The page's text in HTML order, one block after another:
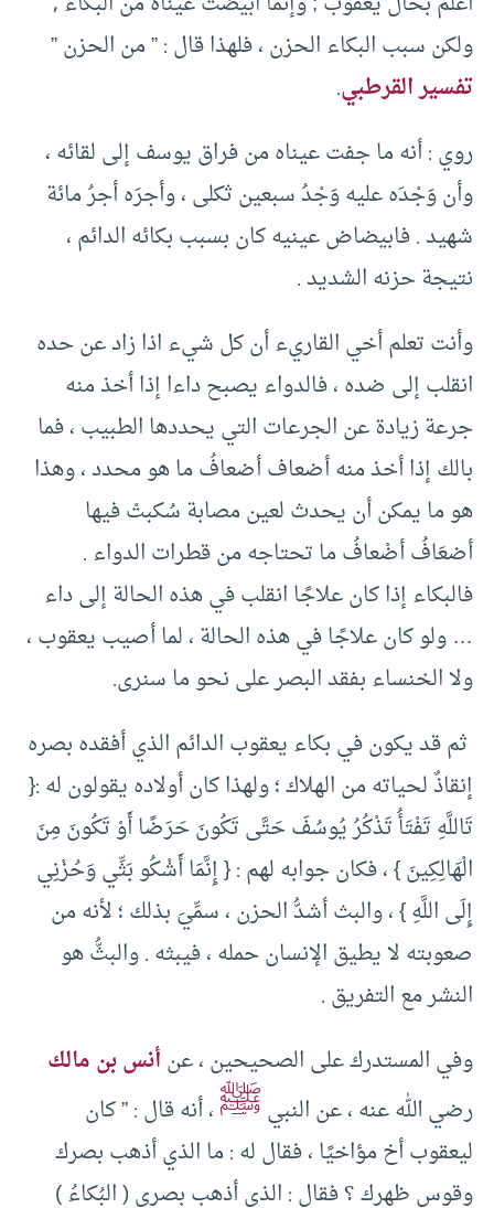
ولكن سبب البكاء الحزن ، فلهذا قال : ” من الحزن ”
تفسير القرطبي.
روي : أنه ما جفت عيناه من فراق يوسف إلى لقائه ،
وأن وَجْدَه عليه وَجْدُ سبعين ثكلى ، وأجرَه أجرُ مائة
شهيد . فابيضاض عينيه كان بسبب بكائه الدائم ،
نتيجة حزنه الشديد .
وأنت تعلم أخي القاريء أن كل شيء اذا زاد عن حده
انقلب إلى ضده ، فالدواء يصبح داءا إذا أخذ منه
جرعة زيادة عن الجرعات التي يحددها الطبيب ، فما
بالك إذا أخذ منه أضعاف أضعافُ ما هو محدد ، وهذا
هو ما يمكن أن يحدث لعين مصابة سُكبتْ فيها
أضعَافُ أضْعافُ ما تحتاجه من قطرات الدواء .
فالبكاء إذا كان علاجًا انقلب في هذه الحالة إلى داء
… ولو كان علاجًا في هذه الحالة ، لما أصيب يعقوب ،
ولا الخنساء بفقد البصر على نحو ما سنرى.
ثم قد يكون في بكاء يعقوب الدائم الذي أفقده بصره
إنقاذٌ لحياته من الهلاك ؛ ولهذا كان أولاده يقولون له :{
تَاللَّهِ تَفْتَأُ تَذْكُرُ يُوسُفَ حَتَّى تَكُونَ حَرَضًا أَوْ تَكُونَ مِنَ
الْهَالِكِينَ } ، فكان جوابه لهم : { إِنَّمَا أَشْكُو بَثِّي وَحُزْنِي
إِلَى اللَّهِ } ، والبث أشدُّ الحزن ، سمِّيَ بذلك ؛ لأنه من
صعوبته لا يطيق الإنسان حمله ، فيبثه . والبثُّ هو
النشر مع التفريق .
وفي المستدرك على الصحيحين ، عنأنس بن مالك
رضي الله عنه ، عن النبيﷺ، أنه قال : ” كان
ليعقوب أخ مؤاخيًا ، فقال له : ما الذي أذهب بصرك
وقوس ظهرك ؟ فقال : الذي أذهب بصري ( البُكاءُ )